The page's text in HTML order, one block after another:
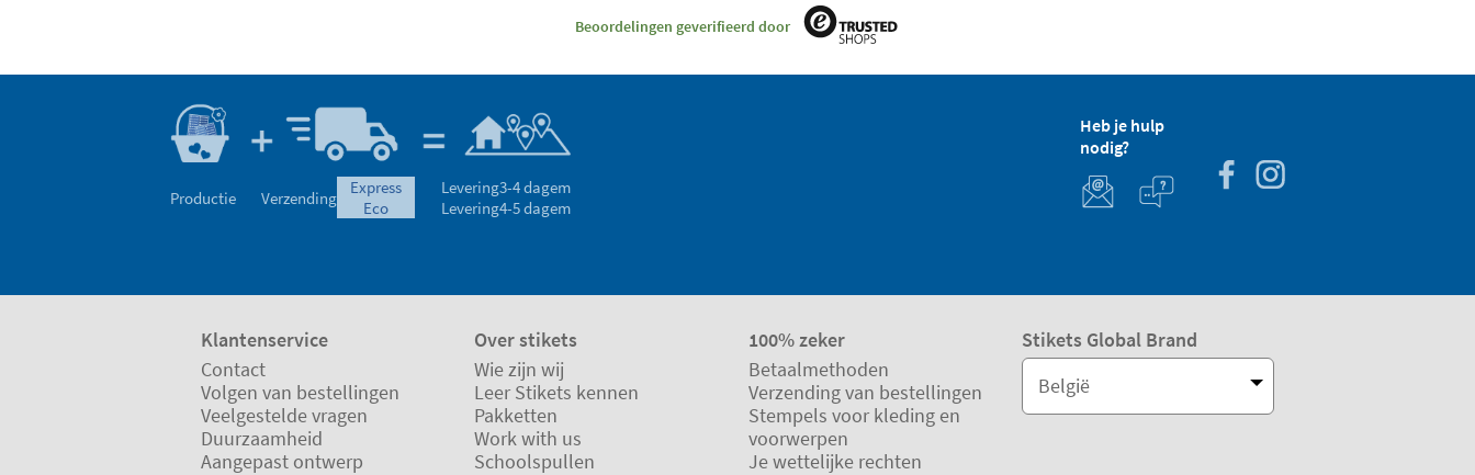
Beoordelingen geverifieerd door
Productie Verzending
express
eco
Levering3-4 dagem
Levering4-5 dagem
Heb je hulp
nodig?
Klantenservice
Contact
Volgen van bestellingen
Veelgestelde vragen
Duurzaamheid
Aangepast ontwerp
Over stikets
Wie zijn wij
Leer Stikets kennen
Pakketten
Work with us
Schoolspullen
100% zeker
Betaalmethoden
Verzending van bestellingen
Stempels voor kleding en
voorwerpen
Je wettelijke rechten
Stikets Global Brand
België